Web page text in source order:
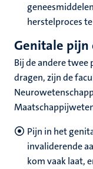
herstelproces
Genitale pijn
Bij de andere
dragen, zijn de
Pijn in het
invaliderende
kom vaak laat,